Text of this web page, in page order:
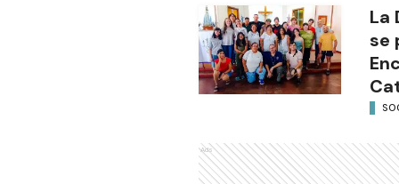
La
se
Ads